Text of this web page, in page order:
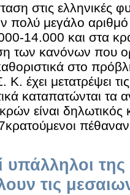
στις ελληνικές
πολύ μεγάλο
14.000 και στα
των κανόνων που
στο
έχει μετατρέψει
καταπατώνται τα
είναι
πέθαναν
υπάλληλοι
τις